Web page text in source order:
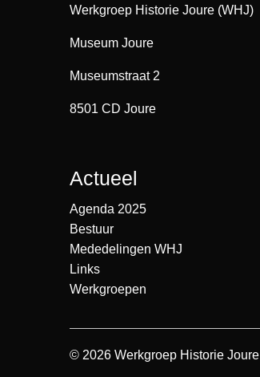
Werkgroep Historie Joure (WHJ)
Museum Joure
Museumstraat 2
8501 CD Joure
Actueel
Agenda 2025
Bestuur
Mededelingen WHJ
Links
Werkgroepen
© 2026 Werkgroep Historie Joure